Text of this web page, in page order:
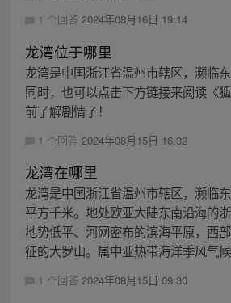
1 个回答 2024年08月16日 19:14
龙湾位于哪里
龙湾是中国浙江省温州市辖区，濒临
同时，也可以点击下方链接来阅读《
前了解剧情了！
1 个回答 2024年08月15日 16:32
龙湾在哪里
龙湾是中国浙江省温州市辖区，濒临
平方千米。地处欧亚大陆东南沿海的
地势低平、河网密布的滨海平原，西
征的大罗山。属中亚热带海洋季风气
1 个回答 2024年08月15日 09:30